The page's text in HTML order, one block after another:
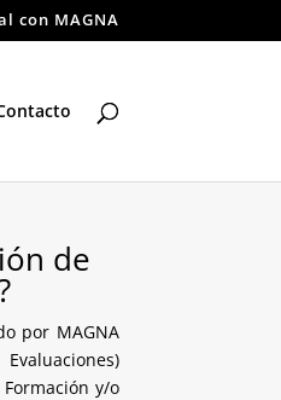
con MAGNA
de
por MAGNA
y/o